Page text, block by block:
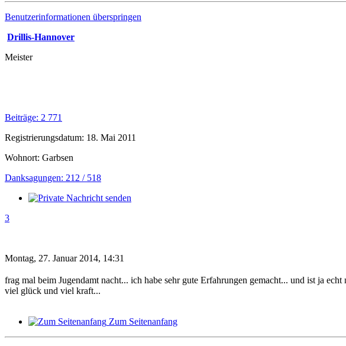
Benutzerinformationen überspringen
Drillis-Hannover
Meister
Beiträge: 2 771
Registrierungsdatum: 18. Mai 2011
Wohnort: Garbsen
Danksagungen: 212 / 518
3
Montag, 27. Januar 2014, 14:31
frag mal beim Jugendamt nacht... ich habe sehr gute Erfahrungen gemacht... und ist ja echt
viel glück und viel kraft...
Zum Seitenanfang